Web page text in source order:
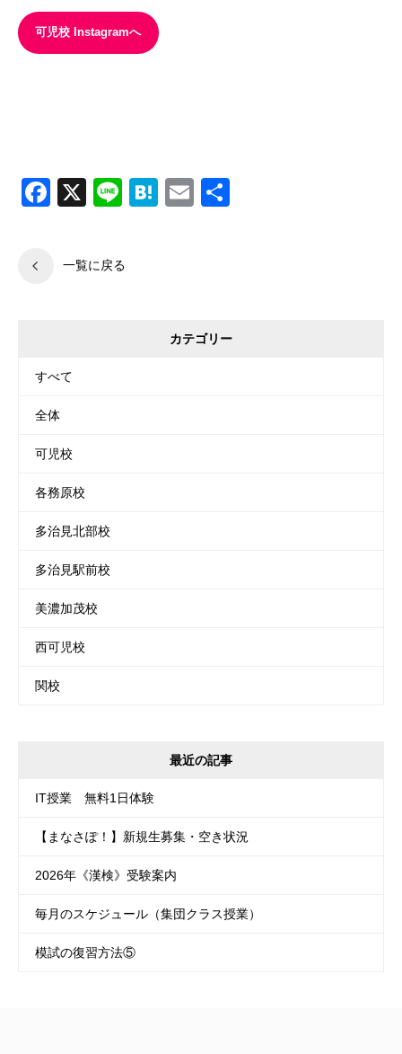
可児校 Instagramへ
Facebook
X LineHatena
Email
一覧に戻る
カテゴリー
すべて
全体
可児校
各務原校
多治見北部校
多治見駅前校
美濃加茂校
西可児校
関校
最近の記事
IT授業 無料1日体験
【まなさぽ！】新規生募集・空き状況
2026年《漢検》受験案内
毎月のスケジュール（集団クラス授業）
模試の復習方法⑤